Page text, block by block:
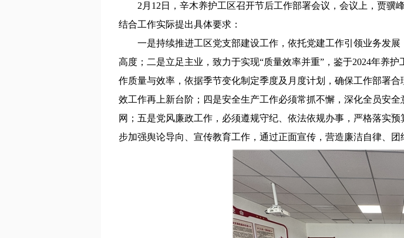
2月12日，辛木养护工区召开节后工作部署会议，会议上，贾骥
结合工作实际提出具体要求：
一是持续推进工区党支部建设工作，依托党建工作引领业务发
高度；二是立足主业，致力于实现“质量效率并重”，鉴于2024年养
作质量与效率，依据季节变化制定季度及月度计划，确保工作部署
效工作再上新台阶；四是安全生产工作必须常抓不懈，深化全员安
网；五是党风廉政工作，必须遵规守纪、依法依规办事，严格落实
步加强舆论导向、宣传教育工作，通过正面宣传，营造廉洁自律、团